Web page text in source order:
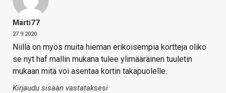
Marti77
27.9.2020
Niillä on myös muita hieman erikoisempia kortteja oliko
se nyt haf mallin mukana tulee ylimääräinen tuuletin
mukaan mitä voi asentaa kortin takapuolelle.
Kirjaudu sisään vastataksesi